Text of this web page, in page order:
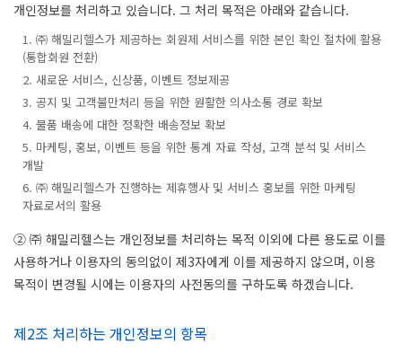
개인정보를 처리하고 있습니다. 그 처리 목적은 아래와 같습니다.
1. ㈜ 해밀리헬스가 제공하는 회원제 서비스를 위한 본인 확인 절차에 활용
(통합회원 전환)
2. 새로운 서비스, 신상품, 이벤트 정보제공
3. 공지 및 고객불만처리 등을 위한 원활한 의사소통 경로 확보
4. 물품 배송에 대한 정확한 배송정보 확보
5. 마케팅, 홍보, 이벤트 등을 위한 통계 자료 작성, 고객 분석 및 서비스
개발
6. ㈜ 해밀리헬스가 진행하는 제휴행사 및 서비스 홍보를 위한 마케팅
자료로서의 활용
② ㈜ 해밀리헬스는 개인정보를 처리하는 목적 이외에 다른 용도로 이를
사용하거나 이용자의 동의없이 제3자에게 이를 제공하지 않으며, 이용
목적이 변경될 시에는 이용자의 사전동의를 구하도록 하겠습니다.
제2조 처리하는 개인정보의 항목